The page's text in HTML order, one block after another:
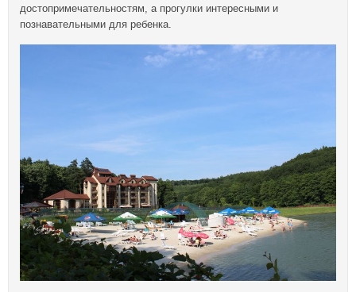
достопримечательностям, а прогулки интересными и
познавательными для ребенка.